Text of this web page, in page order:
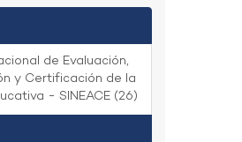
de Evaluación,
y Certificación de la
- SINEACE (26)